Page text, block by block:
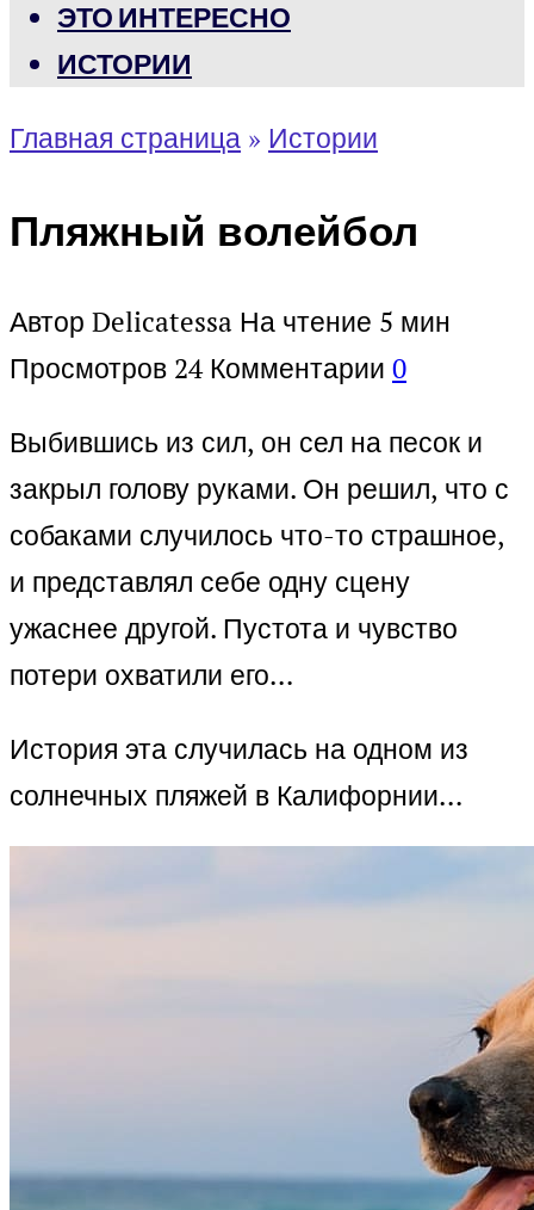
ЭТО ИНТЕРЕСНО
ИСТОРИИ
Главная страница » Истории
Пляжный волейбол
Автор Delicatessa На чтение 5 мин
Просмотров 24 Комментарии 0
Выбившись из сил, он сел на песок и
закрыл голову руками. Он решил, что с
собаками случилось что-то страшное,
и представлял себе одну сцену
ужаснее другой. Пустота и чувство
потери охватили его…
История эта случилась на одном из
солнечных пляжей в Калифорнии…